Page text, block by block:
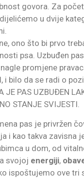
govora. Za
u dvije
ono što bi prvo
psa. Uzbuđen
promjene
i bilo da se radi o
JE PAS UZBUĐEN
STANJE SVIJESTI.
pas je privržen
i kao takva zavisna
u dom, od
svojoj energiji,
ispoštujemo ove tri